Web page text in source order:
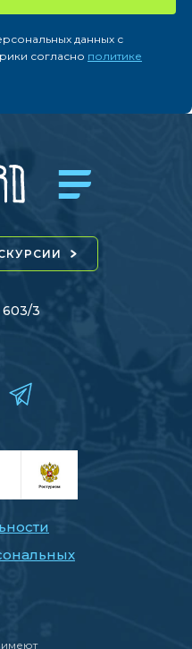
данных с
согласно политике
603/3
имеют